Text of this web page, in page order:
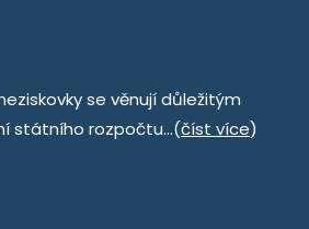
se věnují důležitým
státního rozpočtu…(číst více)